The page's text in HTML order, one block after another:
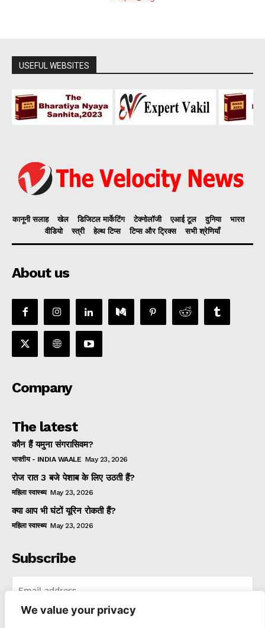
We value your privacy
USEFUL WEBSITES
कानूनी सलाह खेल डिजिटल मार्केटिंग टेक्नोलॉजी एआई टूल दुनिया
भारत
वीडियो
स्त्री हेल्थ टिप्स टिप्स और ट्रिक्स सभी श्रेणियाँ
About us
Company
The latest
कौन हैं यमुना संगरासिवम?
भारतीय - INDIA WAALE May 23, 2026
रोज रात 3 बजे पेशाब के लिए उठती हैं?
महिला स्वास्थ्य May 23, 2026
क्या आप भी घंटों यूरिन रोकती हैं?
महिला स्वास्थ्य May 23, 2026
Subscribe